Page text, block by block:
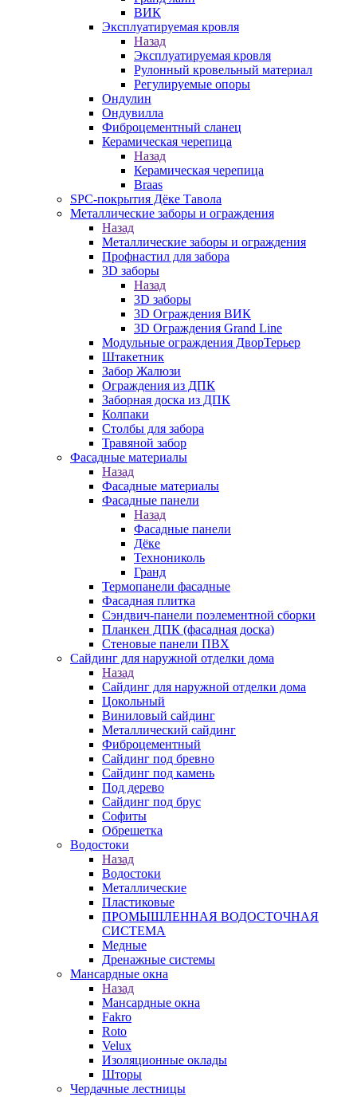
ВИК
Эксплуатируемая кровля
Назад
Эксплуатируемая кровля
Рулонный кровельный материал
Регулируемые опоры
Ондулин
Ондувилла
Фиброцементный сланец
Керамическая черепица
Назад
Керамическая черепица
Braas
SPC-покрытия Дёке Тавола
Металлические заборы и ограждения
Назад
Металлические заборы и ограждения
Профнастил для забора
3D заборы
Назад
3D заборы
3D Ограждения ВИК
3D Ограждения Grand Line
Модульные ограждения ДворТерьер
Штакетник
Забор Жалюзи
Ограждения из ДПК
Заборная доска из ДПК
Колпаки
Столбы для забора
Травяной забор
Фасадные материалы
Назад
Фасадные материалы
Фасадные панели
Назад
Фасадные панели
Дёке
Технониколь
Гранд
Термопанели фасадные
Фасадная плитка
Сэндвич-панели поэлементной сборки
Планкен ДПК (фасадная доска)
Стеновые панели ПВХ
Сайдинг для наружной отделки дома
Назад
Сайдинг для наружной отделки дома
Цокольный
Виниловый сайдинг
Металлический сайдинг
Фиброцементный
Сайдинг под бревно
Сайдинг под камень
Под дерево
Сайдинг под брус
Софиты
Обрешетка
Водостоки
Назад
Водостоки
Металлические
Пластиковые
ПРОМЫШЛЕННАЯ ВОДОСТОЧНАЯ
СИСТЕМА
Медные
Дренажные системы
Мансардные окна
Назад
Мансардные окна
Fakro
Roto
Velux
Изоляционные оклады
Шторы
Чердачные лестницы